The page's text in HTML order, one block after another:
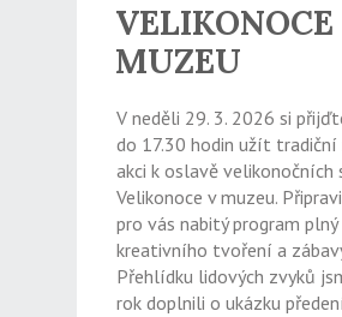
MUZEU
V neděli 29. 3. 2026 si
do 17.30 hodin užít
akci k oslavě velikonočních
Velikonoce v muzeu.
pro vás nabitý program plný
kreativního tvoření a
Přehlídku lidových zvyků
rok doplnili o ukázku